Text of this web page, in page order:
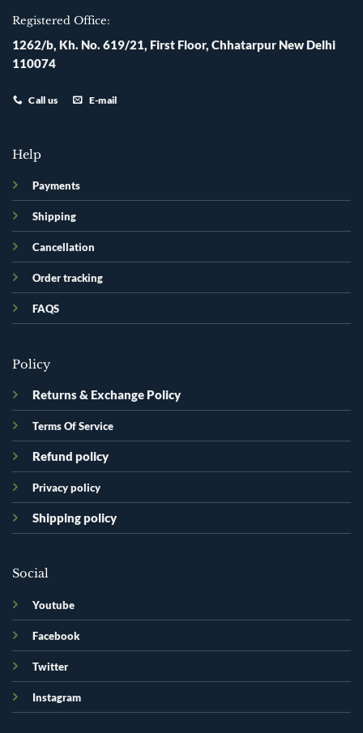
Registered Office:
1262/b, Kh. No. 619/21, First Floor, Chhatarpur New Delhi
110074
Call us E-mail
Help
Payments
Shipping
Cancellation
Order tracking
FAQS
Policy
Returns & Exchange Policy
Terms Of Service
Refund policy
Privacy policy
Shipping policy
Social
Youtube
Facebook
Twitter
Instagram